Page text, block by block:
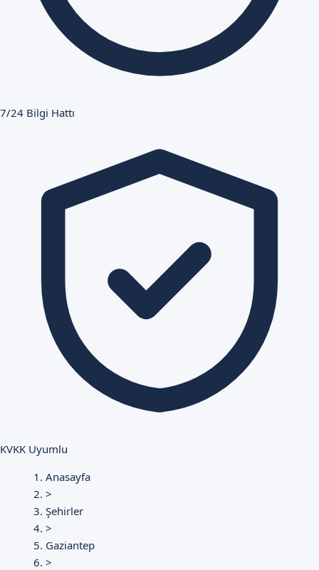
7/24 Bilgi Hattı
KVKK Uyumlu
Anasayfa
>
Şehirler
>
Gaziantep
>